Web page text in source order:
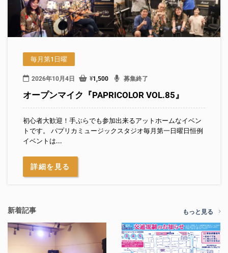
毎月第1日曜
2026年10月4日 ¥1,500 募集終了
オープンマイク『PAPRICOLOR VOL.85』
初心者大歓迎！手ぶらでも参加出来るアットホームなイベン
トです。 パプリカミュージックスタジオ毎月第一日曜日恒例
イベントは...
詳細を見る
新着記事 もっと見る